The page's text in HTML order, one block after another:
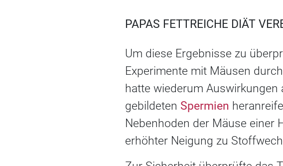
PAPAS FETTREICHE DIÄT
Um diese Ergebnisse zu
Experimente mit Mäusen
hatte wiederum
gebildeten Spermien
Nebenhoden der Mäuse einer
erhöhter Neigung zu